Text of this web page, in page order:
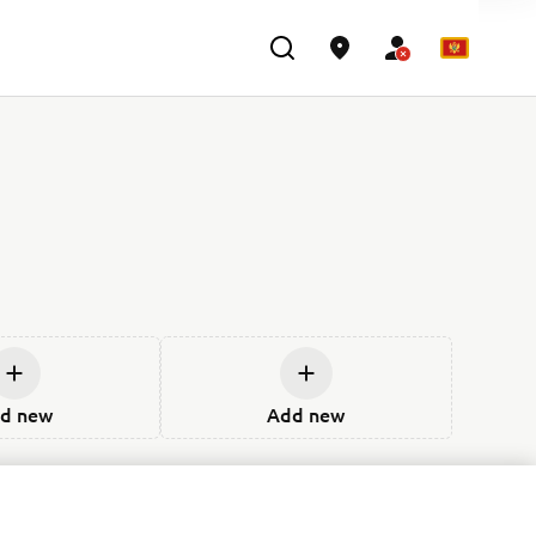
new Add new